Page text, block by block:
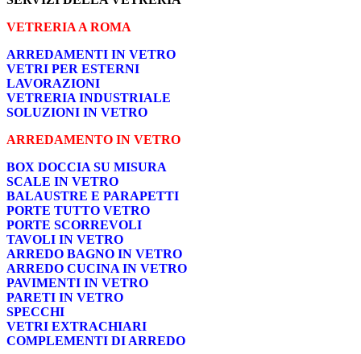
VETRERIA A ROMA
ARREDAMENTI IN VETRO
VETRI PER ESTERNI
LAVORAZIONI
VETRERIA INDUSTRIALE
SOLUZIONI IN VETRO
ARREDAMENTO IN VETRO
BOX DOCCIA SU MISURA
SCALE IN VETRO
BALAUSTRE E PARAPETTI
PORTE TUTTO VETRO
PORTE SCORREVOLI
TAVOLI IN VETRO
ARREDO BAGNO IN VETRO
ARREDO CUCINA IN VETRO
PAVIMENTI IN VETRO
PARETI IN VETRO
SPECCHI
VETRI EXTRACHIARI
COMPLEMENTI DI ARREDO